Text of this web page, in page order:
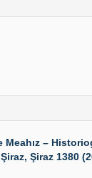
Meahız –
Şiraz 1380